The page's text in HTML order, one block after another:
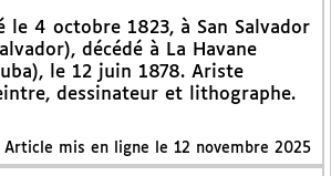
le 4 octobre 1823, à San Salvador
décédé à La Havane
le 12 juin 1878. Ariste
dessinateur et lithographe.
Article mis en ligne le 12 novembre 2025